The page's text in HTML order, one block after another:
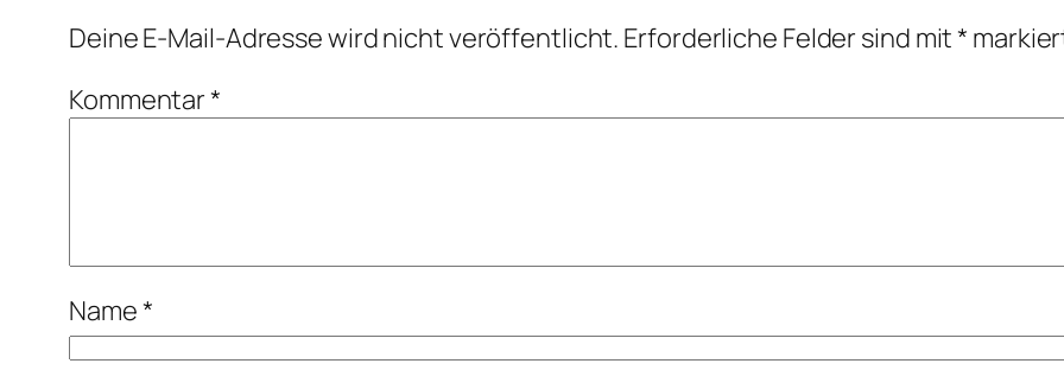
Deine E-Mail-Adresse wird nicht veröffentlicht. Erforderliche Felder sind mit*
Kommentar*
Name*